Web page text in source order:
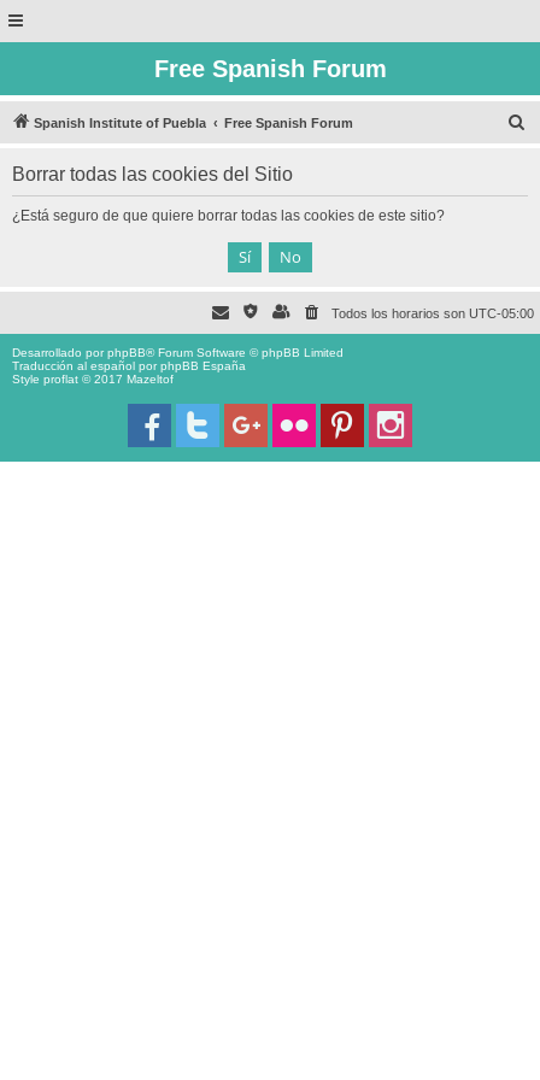
Free Spanish Forum
Spanish Institute of Puebla Free Spanish Forum
Borrar todas las cookies del Sitio
¿Está seguro de que quiere borrar todas las cookies de este sitio?
Todos los horarios son UTC-05:00
Desarrollado porphpBB® Forum Software © phpBB Limited
Traducción al español porphpBB España
Style proflat © 2017 Mazeltof